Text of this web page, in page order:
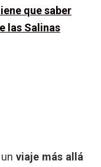
que saber
las Salinas
viaje más allá